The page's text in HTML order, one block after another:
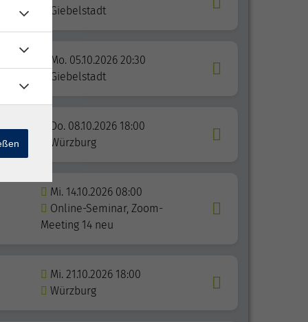
Giebelstadt
Mo. 05.10.2026 20:30
Giebelstadt
Do. 08.10.2026 18:00
Würzburg
Mi. 14.10.2026 08:00
Online-Seminar, Zoom-
Meeting 14 neu
Mi. 21.10.2026 18:00
Würzburg